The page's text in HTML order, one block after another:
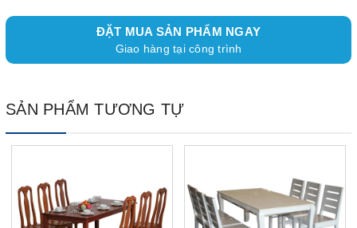
ĐẶT MUA SẢN PHẨM NGAY
Giao hàng tại công trình
SẢN PHẨM TƯƠNG TỰ